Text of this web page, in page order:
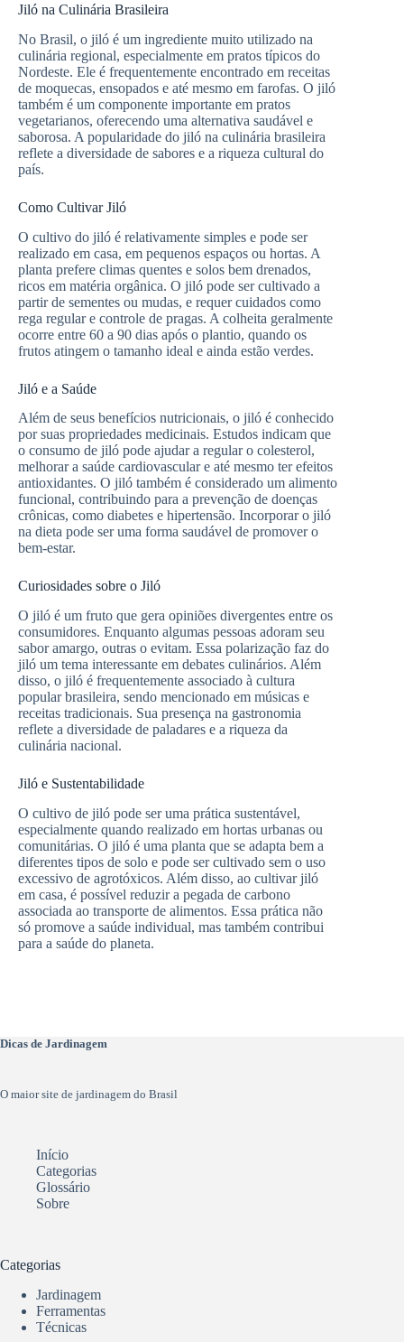
Jiló na Culinária Brasileira
No Brasil, o jiló é um ingrediente muito utilizado na
culinária regional, especialmente em pratos típicos do
Nordeste. Ele é frequentemente encontrado em receitas
de moquecas, ensopados e até mesmo em farofas. O jiló
também é um componente importante em pratos
vegetarianos, oferecendo uma alternativa saudável e
saborosa. A popularidade do jiló na culinária brasileira
reflete a diversidade de sabores e a riqueza cultural do
país.
Como Cultivar Jiló
O cultivo do jiló é relativamente simples e pode ser
realizado em casa, em pequenos espaços ou hortas. A
planta prefere climas quentes e solos bem drenados,
ricos em matéria orgânica. O jiló pode ser cultivado a
partir de sementes ou mudas, e requer cuidados como
rega regular e controle de pragas. A colheita geralmente
ocorre entre 60 a 90 dias após o plantio, quando os
frutos atingem o tamanho ideal e ainda estão verdes.
Jiló e a Saúde
Além de seus benefícios nutricionais, o jiló é conhecido
por suas propriedades medicinais. Estudos indicam que
o consumo de jiló pode ajudar a regular o colesterol,
melhorar a saúde cardiovascular e até mesmo ter efeitos
antioxidantes. O jiló também é considerado um alimento
funcional, contribuindo para a prevenção de doenças
crônicas, como diabetes e hipertensão. Incorporar o jiló
na dieta pode ser uma forma saudável de promover o
bem-estar.
Curiosidades sobre o Jiló
O jiló é um fruto que gera opiniões divergentes entre os
consumidores. Enquanto algumas pessoas adoram seu
sabor amargo, outras o evitam. Essa polarização faz do
jiló um tema interessante em debates culinários. Além
disso, o jiló é frequentemente associado à cultura
popular brasileira, sendo mencionado em músicas e
receitas tradicionais. Sua presença na gastronomia
reflete a diversidade de paladares e a riqueza da
culinária nacional.
Jiló e Sustentabilidade
O cultivo de jiló pode ser uma prática sustentável,
especialmente quando realizado em hortas urbanas ou
comunitárias. O jiló é uma planta que se adapta bem a
diferentes tipos de solo e pode ser cultivado sem o uso
excessivo de agrotóxicos. Além disso, ao cultivar jiló
em casa, é possível reduzir a pegada de carbono
associada ao transporte de alimentos. Essa prática não
só promove a saúde individual, mas também contribui
para a saúde do planeta.
Dicas de Jardinagem
O maior site de jardinagem do Brasil
Início
Categorias
Glossário
Sobre
Categorias
Jardinagem
Ferramentas
Técnicas